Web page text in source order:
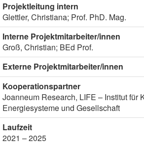
Projektleitung intern
Glettler, Christiana; Prof. PhD. Mag.
Interne Projektmitarbeiter/innen
Groß, Christian; BEd Prof.
Externe Projektmitarbeiter/innen
Kooperationspartner
Joanneum Research, LIFE – Institut für
Energiesysteme und Gesellschaft
Laufzeit
2021 – 2025